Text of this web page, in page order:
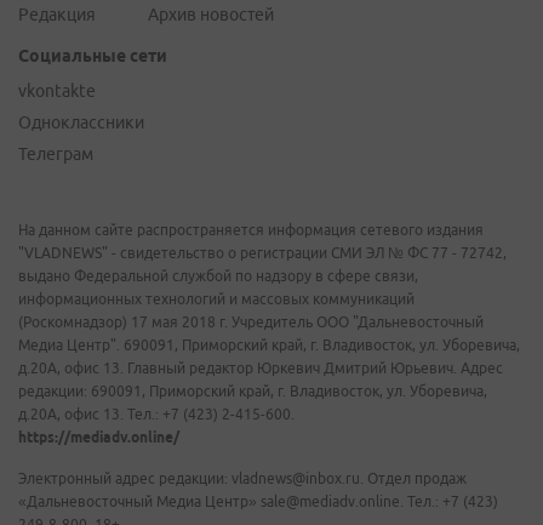
Редакция
Архив новостей
Социальные сети
vkontakte
Одноклассники
Телеграм
На данном сайте распространяется информация сетевого издания
"VLADNEWS" - свидетельство о регистрации СМИ ЭЛ № ФС 77 - 72742,
выдано Федеральной службой по надзору в сфере связи,
информационных технологий и массовых коммуникаций
(Роскомнадзор) 17 мая 2018 г. Учредитель ООО "Дальневосточный
Медиа Центр". 690091, Приморский край, г. Владивосток, ул. Уборевича,
д.20А, офис 13. Главный редактор Юркевич Дмитрий Юрьевич. Адрес
редакции: 690091, Приморский край, г. Владивосток, ул. Уборевича,
д.20А, офис 13. Тел.: +7 (423) 2-415-600.
https://mediadv.online/
Электронный адрес редакции: vladnews@inbox.ru. Отдел продаж
«Дальневосточный Медиа Центр» sale@mediadv.online. Тел.: +7 (423)